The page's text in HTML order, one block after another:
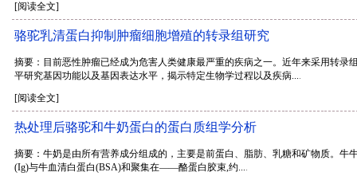
[阅读全文]
骆驼乳清蛋白抑制肿瘤细胞增殖的转录组研究
摘要：目前恶性肿瘤已经成为危害人类健康最严重的疾病之一。近年来采用转录
平研究基因功能以及基因表达水平，揭示特定生物学过程以及疾病....
[阅读全文]
热处理后骆驼和牛奶蛋白的蛋白质组学分析
摘要：牛奶是由所有营养成分组成的，主要是前蛋白、脂肪、乳糖和矿物质。牛
(Ig)与牛血清白蛋白(BSA)和聚集在——酪蛋白胶束,约....